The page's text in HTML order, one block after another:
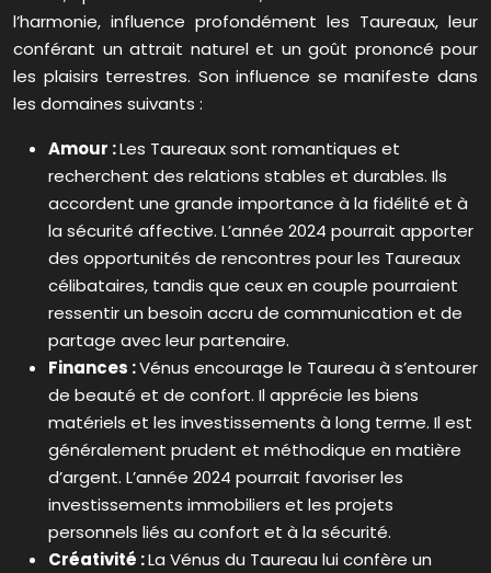
l’harmonie, influence profondément les Taureaux, leur
conférant un attrait naturel et un goût prononcé pour
les plaisirs terrestres. Son influence se manifeste dans
les domaines suivants :
Amour :Les Taureaux sont romantiques et
recherchent des relations stables et durables. Ils
accordent une grande importance à la fidélité et à
la sécurité affective. L’année 2024 pourrait apporter
des opportunités de rencontres pour les Taureaux
célibataires, tandis que ceux en couple pourraient
ressentir un besoin accru de communication et de
partage avec leur partenaire.
Finances :Vénus encourage le Taureau à s’entourer
de beauté et de confort. Il apprécie les biens
matériels et les investissements à long terme. Il est
généralement prudent et méthodique en matière
d’argent. L’année 2024 pourrait favoriser les
investissements immobiliers et les projets
personnels liés au confort et à la sécurité.
Créativité :La Vénus du Taureau lui confère un